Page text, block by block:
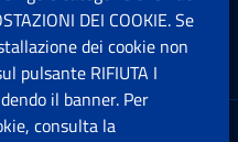
DEI COOKIE. Se
dei cookie non
pulsante RIFIUTA I
il banner. Per
consulta la